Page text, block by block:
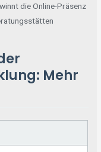
die Online-Präsenz
Mehr